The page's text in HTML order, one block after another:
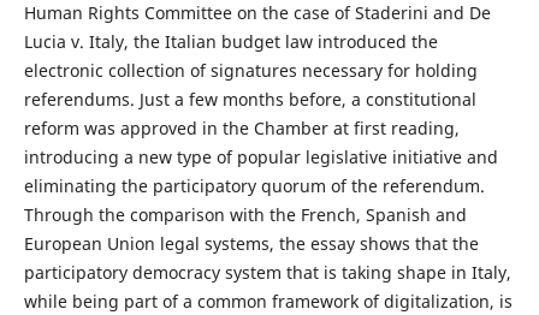
Human Rights Committee on the case of Staderini and De
Lucia v. Italy, the Italian budget law introduced the
electronic collection of signatures necessary for holding
referendums. Just a few months before, a constitutional
reform was approved in the Chamber at first reading,
introducing a new type of popular legislative initiative and
eliminating the participatory quorum of the referendum.
Through the comparison with the French, Spanish and
European Union legal systems, the essay shows that the
participatory democracy system that is taking shape in Italy,
while being part of a common framework of digitalization, is